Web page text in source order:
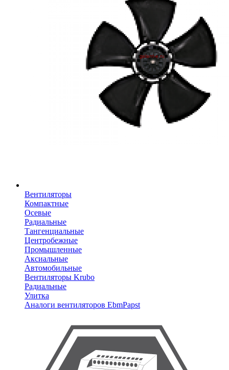
Вентиляторы
Компактные
Осевые
Радиальные
Тангенциальные
Центробежные
Промышленные
Аксиальные
Автомобильные
Вентиляторы Krubo
Радиальные
Улитка
Аналоги вентиляторов EbmPapst